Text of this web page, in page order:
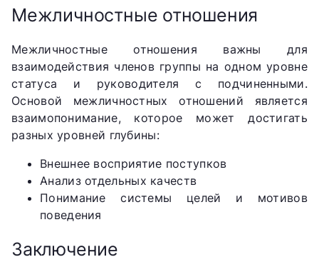
Межличностные отношения
Межличностные отношения важны для
взаимодействия членов группы на одном уровне
статуса и руководителя с подчиненными.
Основой межличностных отношений является
взаимопонимание, которое может достигать
разных уровней глубины:
Внешнее восприятие поступков
Анализ отдельных качеств
Понимание системы целей и мотивов
поведения
Заключение